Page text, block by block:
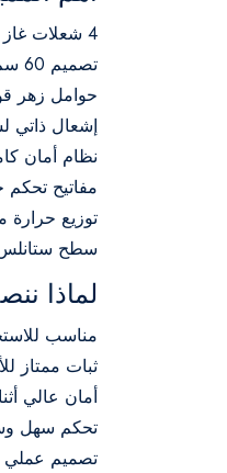
4 شعلات غاز لتنوع الاستخدام
تصميم 60 سم مناسب للمطابخ المختلفة
حوامل زهر
إشعال ذاتي
نظام أمان
مفاتيح تحكم
توزيع حرارة
سطح
لماذا
مناسب
ثبات ممتاز
أمان عالي
تحكم سهل
تصميم عملي